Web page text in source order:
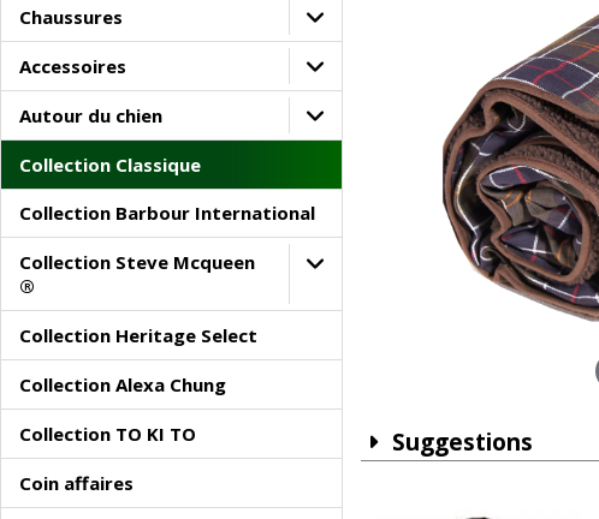
Chaussures
Accessoires
Autour du chien
Collection Classique
Collection Barbour International
Collection Steve Mcqueen
®
Collection Heritage Select
Collection Alexa Chung
Collection TO KI TO
Coin affaires
Suggestions